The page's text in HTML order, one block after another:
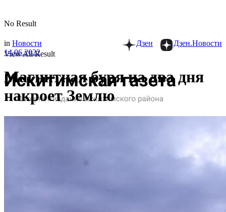
No Result
View All Result
Дзен.Новости
Дзен
in Новости
14.06.2022
Магнитная буря на два дня
накроет Землю